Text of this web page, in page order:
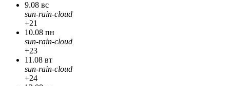
9.08 вс
sun-rain-cloud
+21
10.08 пн
sun-rain-cloud
+23
11.08 вт
sun-rain-cloud
+24